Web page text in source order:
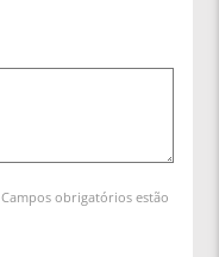
obrigatórios estão